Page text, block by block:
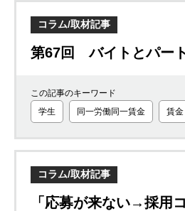
コラム/取材記事
第67回 バイトとパー
この記事のキーワード
学生
同一労働同一賃金 賃金
コラム/取材記事
「応募が来ない→採用